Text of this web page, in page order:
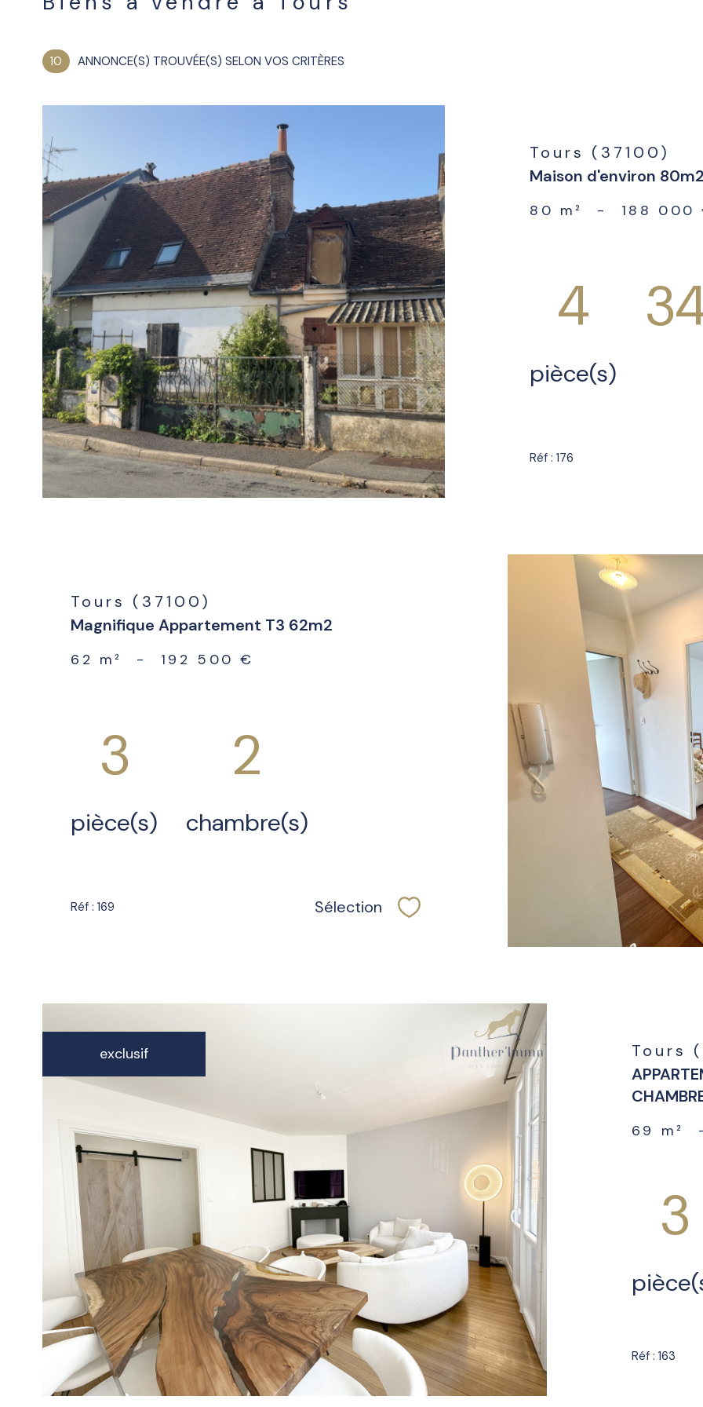
10 ANNONCE(S) TROUVÉE(S) SELON VOS CRITÈRES
voir le
bien
Tours (37100)
Maison d'environ
80 m² - 188 000
4
pièce(s)
Réf : 176
Tours (37100)
Magnifique Appartement T3 62m2
62 m² - 192 500 €
3
pièce(s)
2
chambre(s)
Réf : 169 Sélection Sélectionner
exclusif
voir le
bien
Tours
69 m²
3
Réf : 163